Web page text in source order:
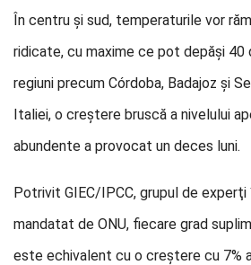
În centru şi sud, temperaturile vor
ridicate, cu maxime ce pot depăşi 40
regiuni precum Córdoba, Badajoz şi
Italiei, o creştere bruscă a nivelului
abundente a provocat un deces luni.
Potrivit GIEC/IPCC, grupul de
mandatat de ONU, fiecare grad
este echivalent cu o creştere cu 7%